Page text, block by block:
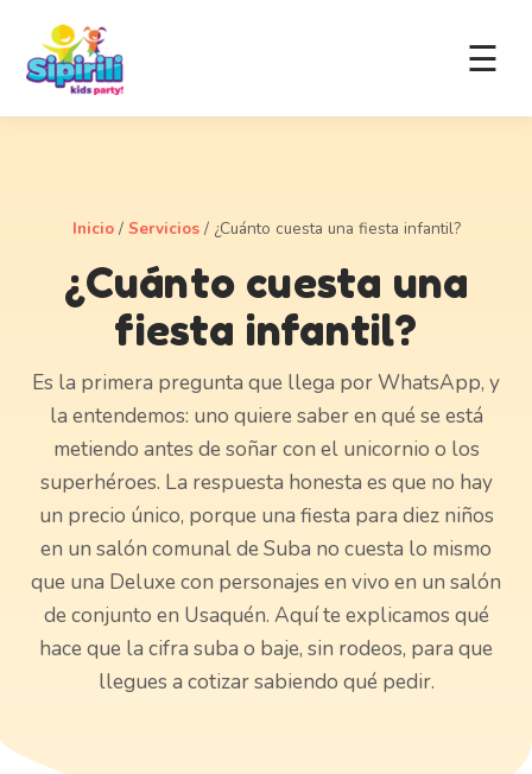
☰
Inicio/ Servicios/ ¿Cuánto cuesta una fiesta infantil?
¿Cuánto cuesta una
fiesta infantil?
Es la primera pregunta que llega por WhatsApp, y
la entendemos: uno quiere saber en qué se está
metiendo antes de soñar con el unicornio o los
superhéroes. La respuesta honesta es que no hay
un precio único, porque una fiesta para diez niños
en un salón comunal de Suba no cuesta lo mismo
que una Deluxe con personajes en vivo en un salón
de conjunto en Usaquén. Aquí te explicamos qué
hace que la cifra suba o baje, sin rodeos, para que
llegues a cotizar sabiendo qué pedir.